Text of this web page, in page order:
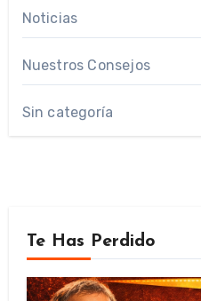
Noticias
Nuestros Consejos
Sin categoría
Te Has Perdido